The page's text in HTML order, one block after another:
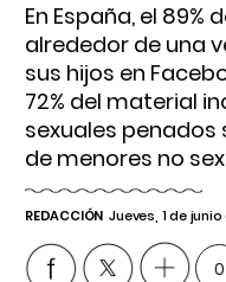
En España, el
alrededor de una
sus hijos en
72% del material
sexuales
de menores no
REDACCIÓN Jueves, 1 de
0